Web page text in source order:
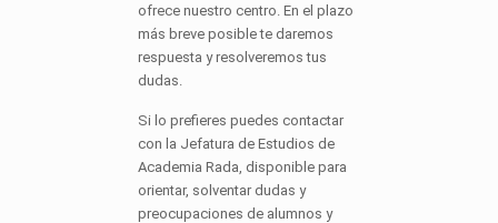
ofrece nuestro centro. En el plazo
más breve posible te daremos
respuesta y resolveremos tus
dudas.
Si lo prefieres puedes contactar
con la Jefatura de Estudios de
Academia Rada, disponible para
orientar, solventar dudas y
preocupaciones de alumnos y